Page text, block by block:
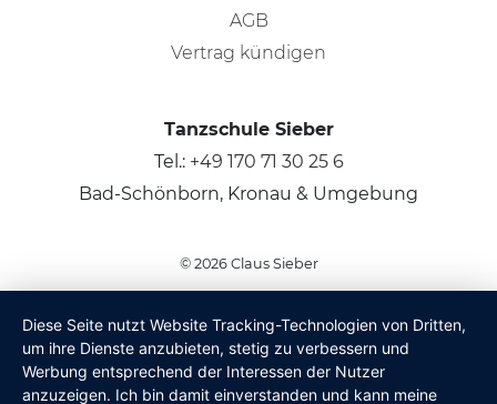
AGB
Vertrag kündigen
Tanzschule Sieber
Tel.: +49 170 71 30 25 6
Bad-Schönborn, Kronau & Umgebung
© 2026 Claus Sieber
Diese Seite nutzt Website Tracking-Technologien von Dritten,
um ihre Dienste anzubieten, stetig zu verbessern und
Werbung entsprechend der Interessen der Nutzer
anzuzeigen. Ich bin damit einverstanden und kann meine